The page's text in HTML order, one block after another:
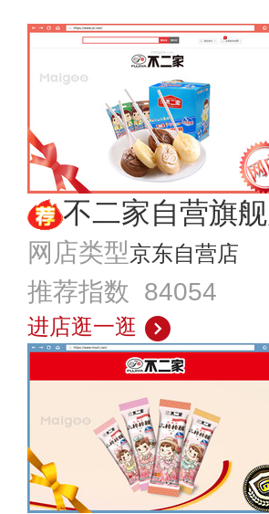
不二家自营旗
网店类型京东自营店
推荐指数 84054
进店逛一逛